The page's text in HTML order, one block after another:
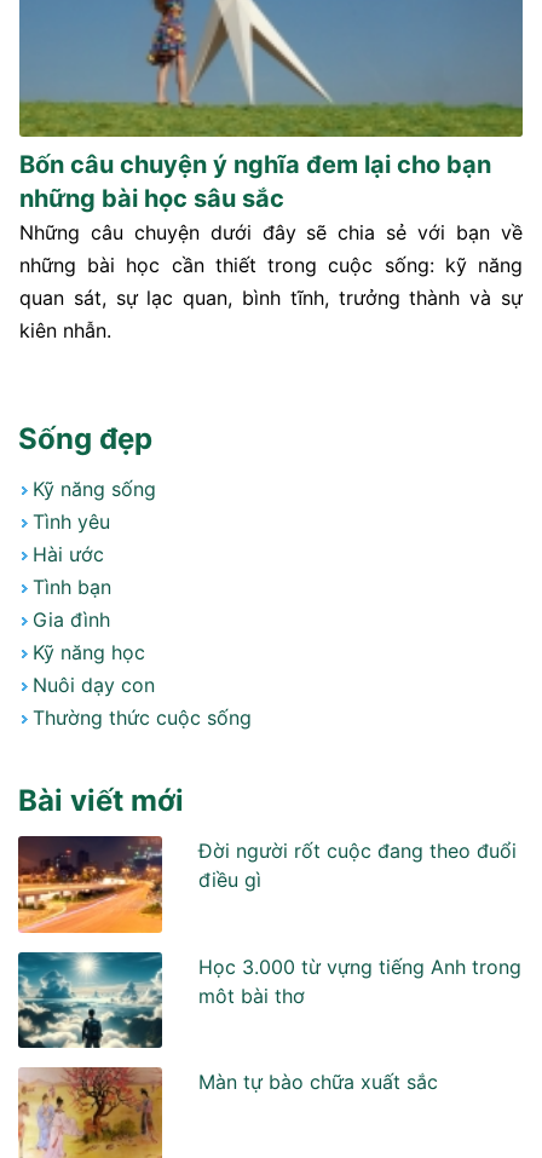
Bốn câu chuyện ý nghĩa đem lại cho bạn
những bài học sâu sắc
Những câu chuyện dưới đây sẽ chia sẻ với bạn về
những bài học cần thiết trong cuộc sống: kỹ năng
quan sát, sự lạc quan, bình tĩnh, trưởng thành và sự
kiên nhẫn.
Sống đẹp
Kỹ năng sống
Tình yêu
Hài ước
Tình bạn
Gia đình
Kỹ năng học
Nuôi dạy con
Thường thức cuộc sống
Bài viết mới
Đời người rốt cuộc đang theo đuổi
điều gì
Học 3.000 từ vựng tiếng Anh trong
môt bài thơ
Màn tự bào chữa xuất sắc